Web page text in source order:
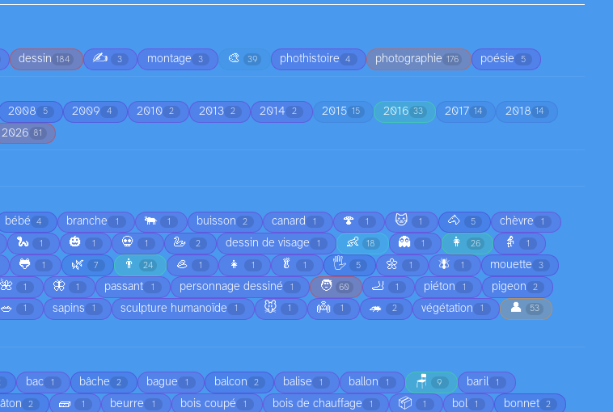
dessin 184 ✍️ 3 montage 3 🎨 39 phothistoire 4 photographie 176 poésie 5
2008 5 2009 4 2010 2 2013 2 2014 2 2015 15 2016 33 2017 14 2018 14
2026 81
bébé 4 branche 1 🐃 1 buisson 2 canard 1 🍄 1 🐱 1 🐴 5 chèvre 1
🐍 1 🎃 1 💀 1 🦢 2 dessin de visage 1 👶 18 👻 1 👩 26 👵 1
🐸 1 🌿 7 👨 24 🦪 1 👧 1 🥬 1 🖐️ 5 🌼 1 🪰 1 mouette 3
🌺 1 🦋 1 passant 1 personnage dessiné 1 🧑 60 🦶 1 piéton 1 pigeon 2
🥗 1 sapins 1 sculpture humanoïde 1 🐭 1 👼 1 🦔 2 végétation 1 👤 53
bac 1 bâche 2 bague 1 balcon 2 balise 1 ballon 1 🪑 9 baril 1
2 🧱 1 beurre 1 bois coupé 1 bois de chauffage 1 📦 1 bol 1 bonnet 2